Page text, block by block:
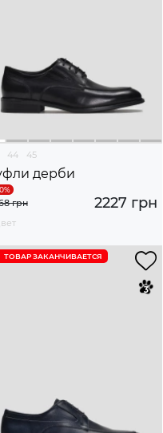
44 45
дерби
2227 грн
грн
ТОВАР ЗАКАНЧИВАЕТСЯ